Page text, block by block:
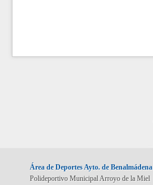
Área de Deportes Ayto. de Benalmádena
Polideportivo Municipal Arroyo de la Miel